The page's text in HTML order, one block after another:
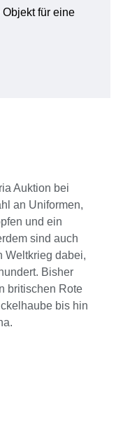
für eine
Auktion bei
an Uniformen,
und ein
sind auch
Weltkrieg dabei,
Bisher
britischen Rote
bis hin